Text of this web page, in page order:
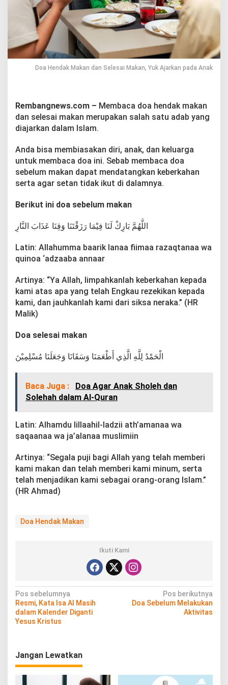
S
e
l
e
a
i
M
n
Y
u
A
j
a
r
k
n
a
d
A
n
k
Doa Hendak Makan dan Selesai Makan, Yuk Ajarkan pada Anak
Rembangnews.com – Membaca doa hendak makan
dan selesai makan merupakan salah satu adab yang
diajarkan dalam Islam.
Anda bisa membiasakan diri, anak, dan keluarga
untuk membaca doa ini. Sebab membaca doa
sebelum makan dapat mendatangkan keberkahan
serta agar setan tidak ikut di dalamnya.
Berikut ini doa sebelum makan
اللَّهُمَّ بَارِكْ لَنَا فِيْمَا رَزَقْتَنَا وَقِنَا عَذَابَ النَّارِ
Latin: Allahumma baarik lanaa fiimaa razaqtanaa wa
quinoa ‘adzaaba annaar
Artinya: “Ya Allah, limpahkanlah keberkahan kepada
kami atas apa yang telah Engkau rezekikan kepada
kami, dan jauhkanlah kami dari siksa neraka.” (HR
Malik)
Doa selesai makan
الْحَمْدُ لِلَّهِ الَّذِي أَطْعَمَنَا وَسَقَانَا وَجَعَلَنَا مُسْلِمِيْنَ
Baca Juga :
Doa Agar Anak Sholeh dan
Solehah dalam Al-Quran
Latin: Alhamdu lillaahil-ladzii ath’amanaa wa
saqaanaa wa ja’alanaa muslimiin
Artinya: “Segala puji bagi Allah yang telah memberi
kami makan dan telah memberi kami minum, serta
telah menjadikan kami sebagai orang-orang Islam.”
(HR Ahmad)
Doa Hendak Makan
Ikuti Kami
N
a
v
g
a
Pos sebelumnya
Resmi, Kata Isa Al Masih
dalam Kalender Diganti
Yesus Kristus
Pos berikutnya
Doa Sebelum Melakukan
Aktivitas
Jangan Lewatkan